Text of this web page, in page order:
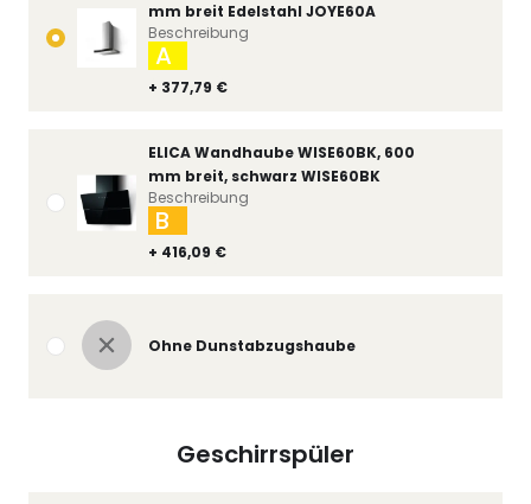
mm breit Edelstahl JOYE60A
+ 377,79 €
A
Beschreibung
ELICA Wandhaube WISE60BK, 600
mm breit, schwarz WISE60BK
+ 416,09 €
B
Beschreibung
Ohne Dunstabzugshaube
Geschirrspüler